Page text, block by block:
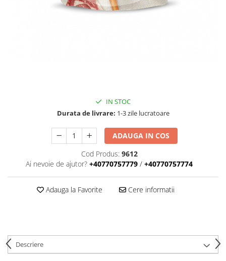
IN STOC
Durata de livrare: 1-3 zile lucratoare
ADAUGA IN COS
Cod Produs: 9612
Ai nevoie de ajutor? +40770757779 / +40770757774
Adauga la Favorite Cere informatii
Descriere